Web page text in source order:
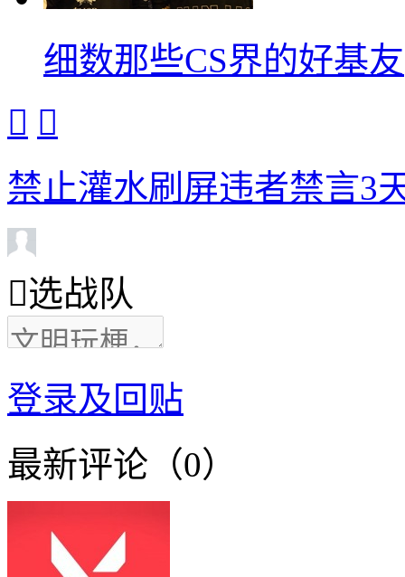
细数那些CS界的好基友
 
禁止灌水刷屏违者禁言3
选战队
登录及回贴
最新评论（0）